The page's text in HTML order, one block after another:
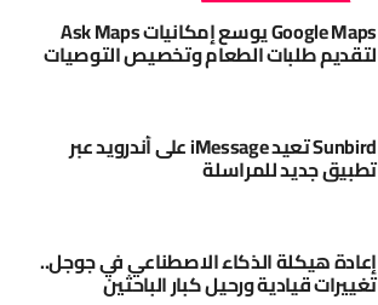
Google Maps يوسع إمكانيات Ask Maps
لتقديم طلبات الطعام وتخصيص التوصيات
Sunbird تعيد iMessage على أندرويد عبر
تطبيق جديد للمراسلة
إعادة هيكلة الذكاء الاصطناعي في جوجل..
تغييرات قيادية ورحيل كبار الباحثين